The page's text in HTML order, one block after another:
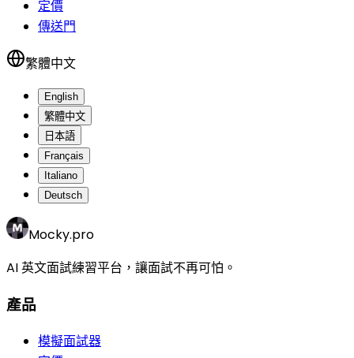
定價
傳送門
繁體中文
English
繁體中文
日本語
Français
Italiano
Deutsch
Mocky.pro
AI 英文面試練習平台，讓面試不再可怕。
產品
模擬面試器